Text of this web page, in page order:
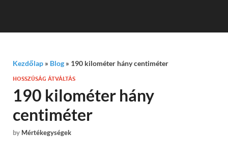
Kezdőlap » Blog » 190 kilométer hány centiméter
HOSSZÚSÁG ÁTVÁLTÁS
190 kilométer hány
centiméter
by Mértékegységek